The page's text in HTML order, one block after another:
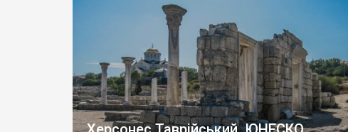
візантійської доби. Раритети викрадені з фондів об’єкту
культурної спадщини ЮНЕСКО «Херсонеса Таврійського».
Офіційно – на виставку «Золото Візантії», але експерти та
влада в Україні вважають це лише […]